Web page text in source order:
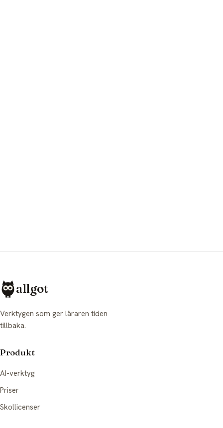
allgot
Verktygen som ger läraren tiden
tillbaka.
Produkt
AI-verktyg
Priser
Skollicenser